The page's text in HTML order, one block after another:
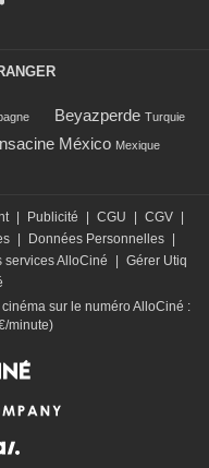
Beyazperde Turquie
México Mexique
| Publicité | CGU | CGV |
| Données Personnelles |
services AlloCiné | Gérer Utiq
sur le numéro AlloCiné :
minute)